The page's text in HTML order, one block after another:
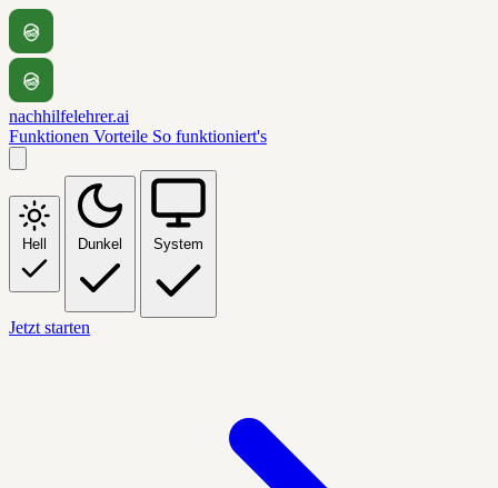
nachhilfelehrer.ai
Funktionen Vorteile So funktioniert's
Hell Dunkel System
Jetzt starten